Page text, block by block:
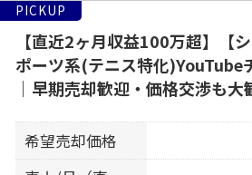
PICKUP
【直近2ヶ月収益100万超】【
ポーツ系(テニス特化)YouTube
｜早期売却歓迎・価格交渉も大
希望売却価格